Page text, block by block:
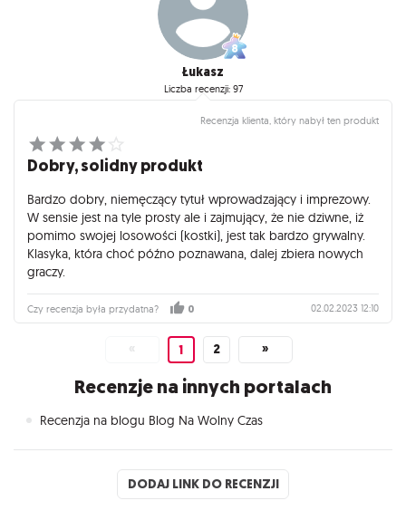
Łukasz
Liczba recenzji: 97
Recenzja klienta, który nabył ten produkt
Dobry, solidny produkt
Bardzo dobry, niemęczący tytuł wprowadzający i imprezowy.
W sensie jest na tyle prosty ale i zajmujący, że nie dziwne, iż
pomimo swojej losowości (kostki), jest tak bardzo grywalny.
Klasyka, która choć późno poznawana, dalej zbiera nowych
graczy.
Czy recenzja była przydatna? 0 02.02.2023 12:10
« 1 2 »
Recenzje na innych portalach
Recenzja na blogu Blog Na Wolny Czas
DODAJ LINK DO RECENZJI